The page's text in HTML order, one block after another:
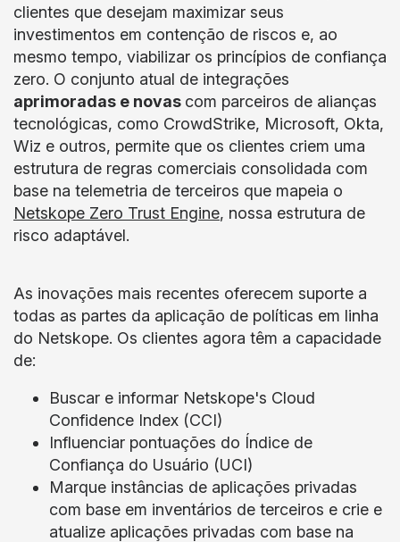
clientes que desejam maximizar seus
investimentos em contenção de riscos e, ao
mesmo tempo, viabilizar os princípios de confiança
zero. O conjunto atual de integrações
aprimoradas e novas com parceiros de alianças
tecnológicas, como CrowdStrike, Microsoft, Okta,
Wiz e outros, permite que os clientes criem uma
estrutura de regras comerciais consolidada com
base na telemetria de terceiros que mapeia o
Netskope Zero Trust Engine, nossa estrutura de
risco adaptável.
As inovações mais recentes oferecem suporte a
todas as partes da aplicação de políticas em linha
do Netskope. Os clientes agora têm a capacidade
de:
Buscar e informar Netskope's Cloud
Confidence Index (CCI)
Influenciar pontuações do Índice de
Confiança do Usuário (UCI)
Marque instâncias de aplicações privadas
com base em inventários de terceiros e crie e
atualize aplicações privadas com base na